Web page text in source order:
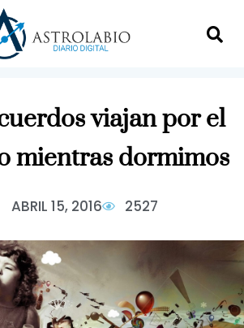
viajan por el
mientras dormimos
ABRIL 15, 2016 2527